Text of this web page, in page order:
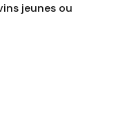
jeunes ou